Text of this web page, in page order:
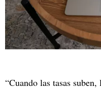
“Cuando las tasas